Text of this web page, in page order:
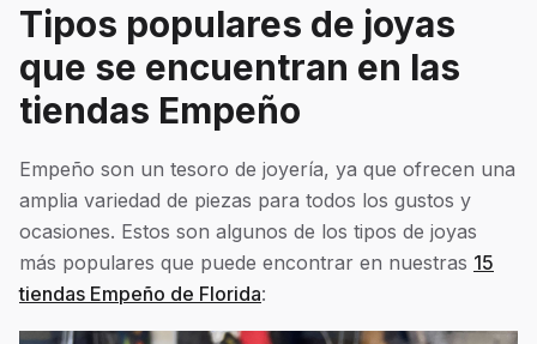
Tipos populares de joyas
que se encuentran en las
tiendas Empeño
Empeño son un tesoro de joyería, ya que ofrecen una
amplia variedad de piezas para todos los gustos y
ocasiones. Estos son algunos de los tipos de joyas
más populares que puede encontrar en nuestras 15
tiendas Empeño de Florida: